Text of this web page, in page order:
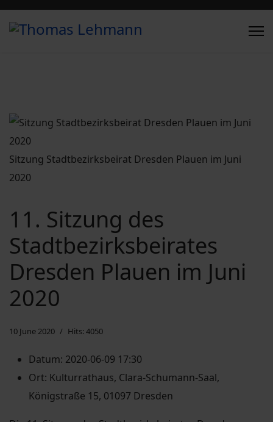
Sitzung Stadtbezirksbeirat Dresden Plauen im Juni
2020
11. Sitzung des
Stadtbezirksbeirates
Dresden Plauen im Juni
2020
10 June 2020 Hits: 4050
Datum: 2020-06-09 17:30
Ort: Kulturrathaus, Clara-Schumann-Saal,
Königstraße 15, 01097 Dresden